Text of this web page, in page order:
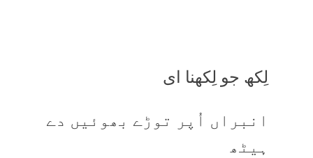
لِکھ جو لِکھنا ای
انبراں اُپر توڑے بھوئیں دے
ہیٹھ